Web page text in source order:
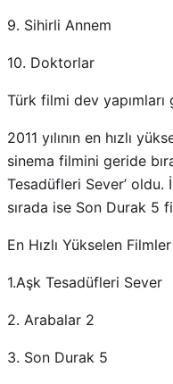
9. Sihirli Annem
10. Doktorlar
Türk filmi dev yapımları
2011 yılının en hızlı
sinema filmini geride
Tesadüfleri Sever’ oldu.
sırada ise Son Durak 5
En Hızlı Yükselen Filmler
1.Aşk Tesadüfleri Sever
2. Arabalar 2
3. Son Durak 5